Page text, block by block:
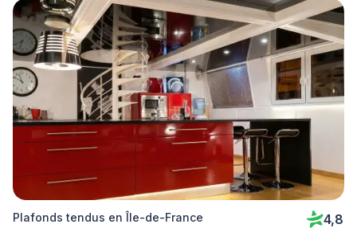
Plafonds tendus en Île-de-France 4,8